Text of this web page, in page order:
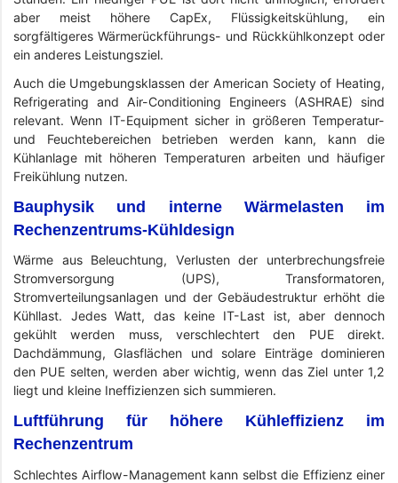
aber meist höhere CapEx, Flüssigkeitskühlung, ein
sorgfältigeres Wärmerückführungs- und Rückkühlkonzept oder
ein anderes Leistungsziel.
Auch die Umgebungsklassen der American Society of Heating,
Refrigerating and Air-Conditioning Engineers (ASHRAE) sind
relevant. Wenn IT-Equipment sicher in größeren Temperatur-
und Feuchtebereichen betrieben werden kann, kann die
Kühlanlage mit höheren Temperaturen arbeiten und häufiger
Freikühlung nutzen.
Bauphysik und interne Wärmelasten im
Rechenzentrums-Kühldesign
Wärme aus Beleuchtung, Verlusten der unterbrechungsfreie
Stromversorgung (UPS), Transformatoren,
Stromverteilungsanlagen und der Gebäudestruktur erhöht die
Kühllast. Jedes Watt, das keine IT-Last ist, aber dennoch
gekühlt werden muss, verschlechtert den PUE direkt.
Dachdämmung, Glasflächen und solare Einträge dominieren
den PUE selten, werden aber wichtig, wenn das Ziel unter 1,2
liegt und kleine Ineffizienzen sich summieren.
Luftführung für höhere Kühleffizienz im
Rechenzentrum
Schlechtes Airflow-Management kann selbst die Effizienz einer